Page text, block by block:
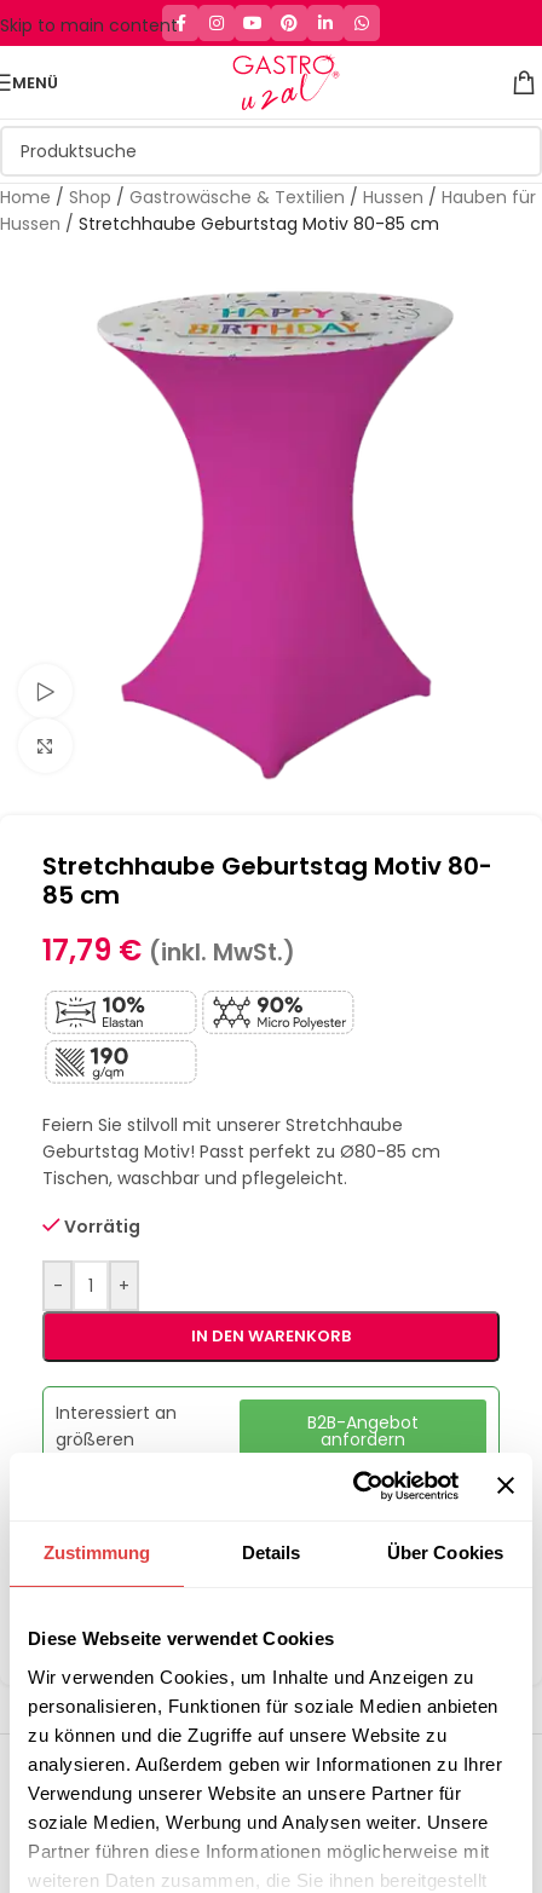
Zustimmung Details Über Cookies
Diese Webseite verwendet Cookies
Wir verwenden Cookies, um Inhalte und Anzeigen zu
personalisieren, Funktionen für soziale Medien anbieten
zu können und die Zugriffe auf unsere Website zu
analysieren. Außerdem geben wir Informationen zu Ihrer
Verwendung unserer Website an unsere Partner für
soziale Medien, Werbung und Analysen weiter. Unsere
Partner führen diese Informationen möglicherweise mit
weiteren Daten zusammen, die Sie ihnen bereitgestellt
Skip to main content
MENÜ
Home / Shop / Gastrowäsche & Textilien / Hussen / Hauben für
Hussen / Stretchhaube Geburtstag Motiv 80-85 cm
Schau Video
Klick zum Vergrößern
Stretchhaube Geburtstag Motiv 80-
85 cm
17,79 € (inkl. MwSt.)
Feiern Sie stilvoll mit unserer Stretchhaube
Geburtstag Motiv! Passt perfekt zu Ø80-85 cm
Tischen, waschbar und pflegeleicht.
Vorrätig
- +
IN DEN WARENKORB
Interessiert an
größeren
B2B-Angebot
anfordern
Artikelnummer:
348085WBH
Kategorie: Hauben für Hussen
Teilen: